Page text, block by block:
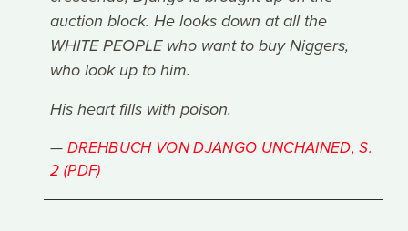
auction block. He looks down at all the
WHITE PEOPLE who want to buy Niggers,
who look up to him.
His heart fills with poison.
DREHBUCH VON DJANGO UNCHAINED, S.
2 (PDF)